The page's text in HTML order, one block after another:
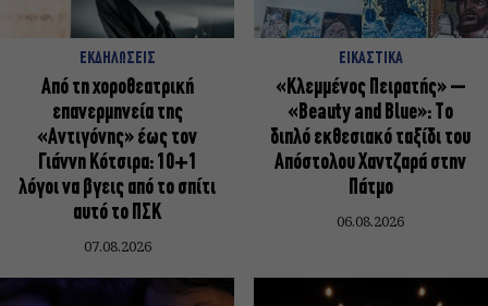
ΕΚΔΗΛΩΣΕΙΣ
Από τη χοροθεατρική
επανερμηνεία της
«Αντιγόνης» έως τον
Γιάννη Κότσιρα: 10+1
λόγοι να βγεις από το σπίτι
αυτό το ΠΣΚ
07.08.2026
ΕΙΚΑΣΤΙΚΑ
«Κλεμμένος Πειρατής» –
«Beauty and Blue»: Το
διπλό εκθεσιακό ταξίδι του
Απόστολου Χαντζαρά στην
Πάτμο
06.08.2026